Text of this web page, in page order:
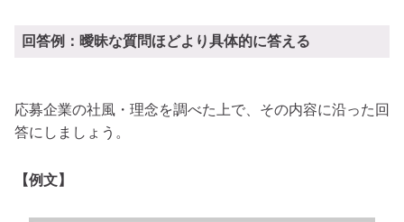
回答例：曖昧な質問ほどより具体的に答える
応募企業の社風・理念を調べた上で、その内容に沿った回
答にしましょう。
【例文】